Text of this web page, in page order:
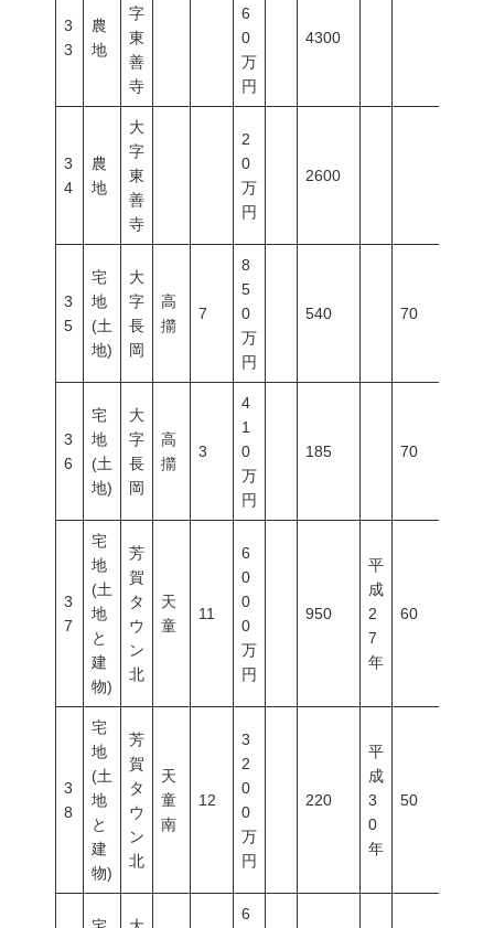
3
3
農
地
字
東
善
寺
6
0
万
円
4300
3
4
農
地
大
字
東
善
寺
2
0
万
円
2600
3
5
宅
地
(土
地)
大
字
長
岡
高
擶
7
8
5
0
万
円
540 70
3
6
宅
地
(土
地)
大
字
長
岡
高
擶
3
4
1
0
万
円
185 70
3
7
宅
地
(土
地
と
建
物)
芳
賀
タ
ウ
ン
北
天
童
11
6
0
0
0
万
円
950
平
成
2
7
年
60
3
8
宅
地
(土
地
と
建
物)
芳
賀
タ
ウ
ン
北
天
童
南
12
3
2
0
0
万
円
220
平
成
3
0
年
50
6